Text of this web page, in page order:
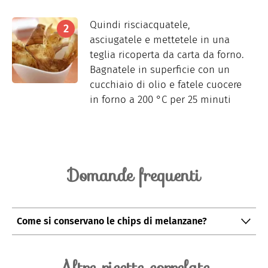
Quindi risciacquatele,
asciugatele e mettetele in una
teglia ricoperta da carta da forno.
Bagnatele in superficie con un
cucchiaio di olio e fatele cuocere
in forno a 200 °C per 25 minuti
Domande frequenti
Come si conservano le chips di melanzane?
un contenitore ermetico, se fritte però è meglio